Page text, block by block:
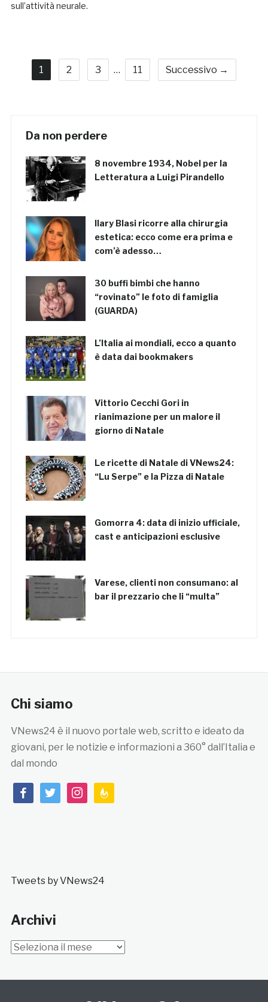
sull’attività neurale.
1 2 3 … 11 Successivo →
Da non perdere
8 novembre 1934, Nobel per la
Letteratura a Luigi Pirandello
Ilary Blasi ricorre alla chirurgia
estetica: ecco come era prima e
com’è adesso…
30 buffi bimbi che hanno
“rovinato” le foto di famiglia
(GUARDA)
L’Italia ai mondiali, ecco a quanto
è data dai bookmakers
Vittorio Cecchi Gori in
rianimazione per un malore il
giorno di Natale
Le ricette di Natale di VNews24:
“Lu Serpe” e la Pizza di Natale
Gomorra 4: data di inizio ufficiale,
cast e anticipazioni esclusive
Varese, clienti non consumano: al
bar il prezzario che li “multa”
Chi siamo
VNews24 è il nuovo portale web, scritto e ideato da
giovani, per le notizie e informazioni a 360° dall’Italia e
dal mondo
facebooktwitterinstagramfeedburner
Tweets by VNews24
Archivi
Archivi